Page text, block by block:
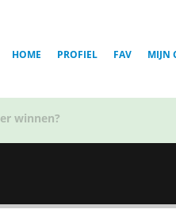
HOME PROFIEL FAV MIJN
ben jij?